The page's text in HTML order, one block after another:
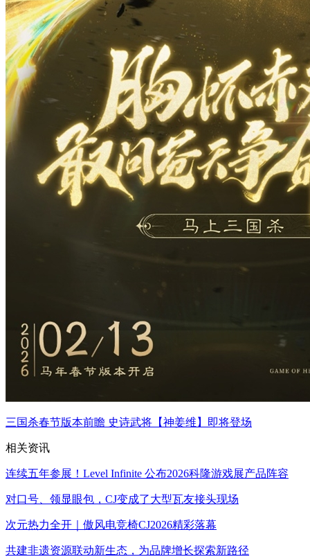
三国杀春节版本前瞻 史诗武将【神姜维】即将登场
相关资讯
连续五年参展！Level Infinite 公布2026科隆游戏展产品阵容
对口号、领显眼包，CJ变成了大型瓦友接头现场
次元热力全开｜傲风电竞椅CJ2026精彩落幕
共建非遗资源联动新生态，为品牌增长探索新路径